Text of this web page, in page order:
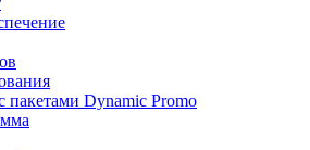
пакетами Dynamic Promo